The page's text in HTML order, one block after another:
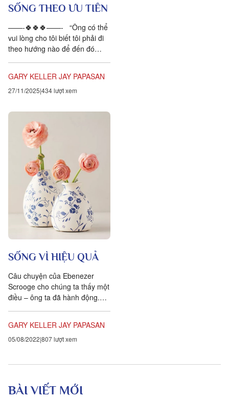
SỐNG THEO ƯU TIÊN
——-🍀🍀🍀——- “Ông có thể
vui lòng cho tôi biết tôi phải đi
theo hướng nào để đến đó
GARY KELLER JAY PAPASAN
27/11/2025 434 lượt xem
SỐNG VÌ HIỆU QUẢ
Câu chuyện của Ebenezer
Scrooge cho chúng ta thấy một
điều – ông ta đã hành động.
tiên...
GARY KELLER JAY PAPASAN
05/08/2022 807 lượt xem
BÀI VIẾT MỚI